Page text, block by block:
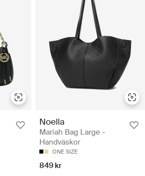
Noella
Mariah Bag Large -
Handväskor
ONE SIZE
849 kr